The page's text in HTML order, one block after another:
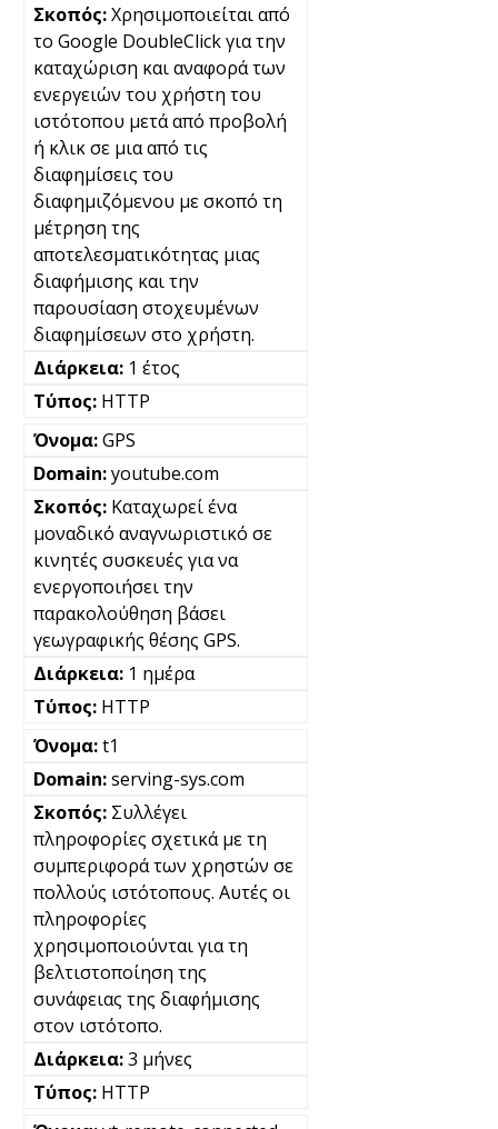
Χρησιμοποιείται από
το Google DoubleClick για την
καταχώριση και αναφορά των
ενεργειών του χρήστη του
ιστότοπου μετά από προβολή
ή κλικ σε μια από τις
διαφημίσεις του
διαφημιζόμενου με σκοπό τη
μέτρηση της
αποτελεσματικότητας μιας
διαφήμισης και την
παρουσίαση στοχευμένων
διαφημίσεων στο χρήστη.
1 έτος
HTTP
GPS
youtube.com
Καταχωρεί ένα
μοναδικό αναγνωριστικό σε
κινητές συσκευές για να
ενεργοποιήσει την
παρακολούθηση βάσει
γεωγραφικής θέσης GPS.
1 ημέρα
HTTP
t1
serving-sys.com
Συλλέγει
πληροφορίες σχετικά με τη
συμπεριφορά των χρηστών σε
πολλούς ιστότοπους. Αυτές οι
πληροφορίες
χρησιμοποιούνται για τη
βελτιστοποίηση της
συνάφειας της διαφήμισης
στον ιστότοπο.
3 μήνες
HTTP